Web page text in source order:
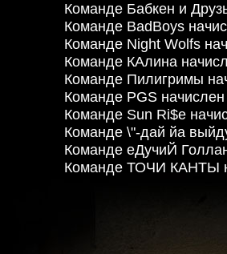
Команде Бабкен и
Команде BadBoys
Команде Night Wolfs
Команде КАлина
Команде Пилигримы
Команде PGS
Команде Sun Ri$e
Команде \"-дай йа
Команде еДучиЙ
Команде ТОЧИ КАНТЫ